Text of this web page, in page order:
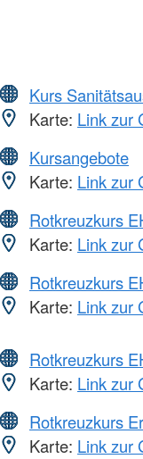
Kurs
Karte: Link zur
Kursangebote
Karte: Link zur
Rotkreuzkurs
Karte: Link zur
Rotkreuzkurs
Karte: Link zur
Rotkreuzkurs
Karte: Link zur
Rotkreuzkurs
Karte: Link zur